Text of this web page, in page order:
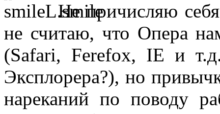
Не причисляю
не считаю, что Опера
(Safari, Ferefox, IE и
Эксплорера?), но
нареканий по поводу